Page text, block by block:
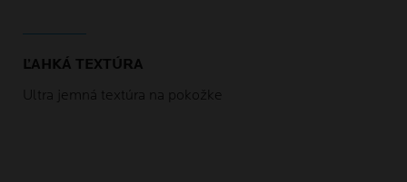
ĽAHKÁ TEXTÚRA
Ultra jemná textúra na pokožke